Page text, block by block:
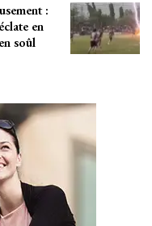
:
en
soûl